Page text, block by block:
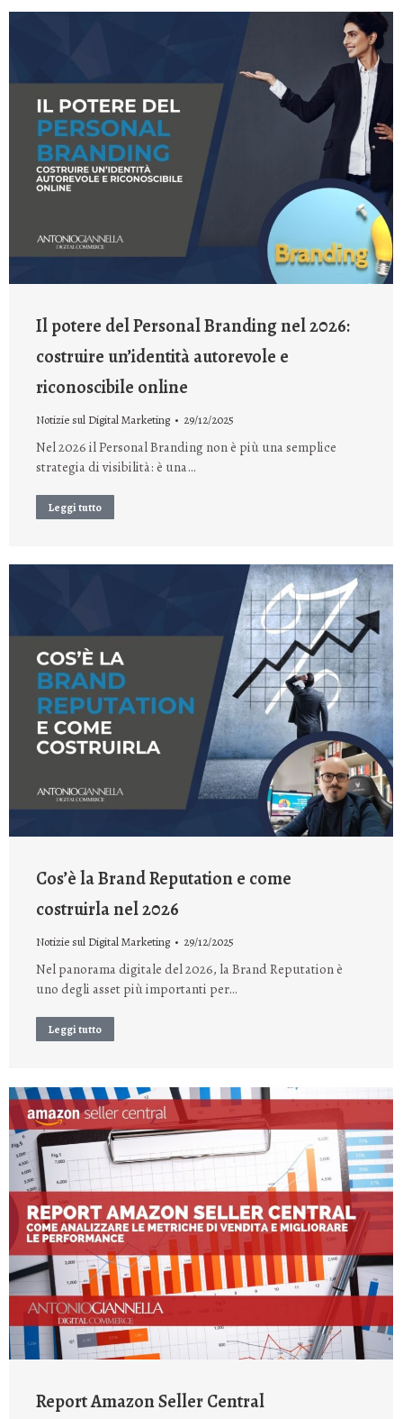
Il potere del Personal Branding nel 2026:
costruire un’identità autorevole e
riconoscibile online
Notizie sul Digital Marketing 29/12/2025
Nel 2026 il Personal Branding non è più una semplice
strategia di visibilità: è una…
Leggi tutto
Cos’è la Brand Reputation e come
costruirla nel 2026
Notizie sul Digital Marketing 29/12/2025
Nel panorama digitale del 2026, la Brand Reputation è
uno degli asset più importanti per…
Leggi tutto
Report Amazon Seller Central